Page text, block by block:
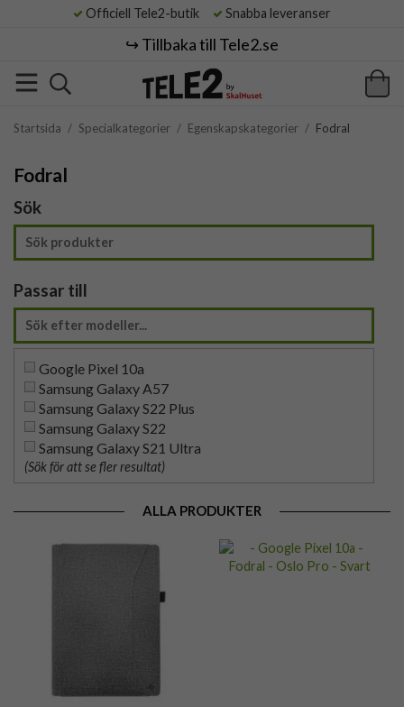
Officiell Tele2-butik Snabba leveranser
↪️ Tillbaka till Tele2.se
Startsida / Specialkategorier / Egenskapskategorier / Fodral
Fodral
Sök
Passar till
Google Pixel 10a
Samsung Galaxy A57
Samsung Galaxy S22 Plus
Samsung Galaxy S22
Samsung Galaxy S21 Ultra
(Sök för att se fler resultat)
ALLA PRODUKTER